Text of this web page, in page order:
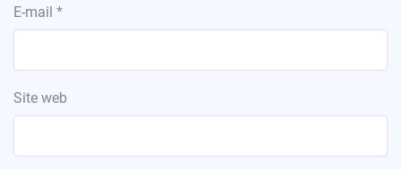
E-mail *
Site web